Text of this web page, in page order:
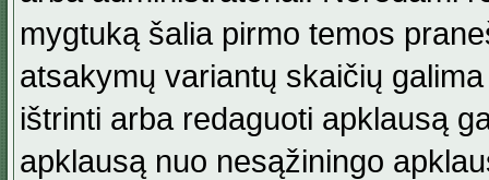
mygtuką šalia pirmo temos
atsakymų variantų skaičių
ištrinti arba redaguoti apklausą
apklausą nuo nesąžiningo